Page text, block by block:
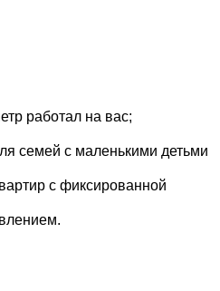
работал на вас;
семей с маленькими детьми
с фиксированной